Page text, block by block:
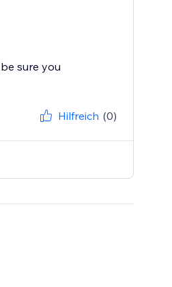
sure you
Hilfreich (0)